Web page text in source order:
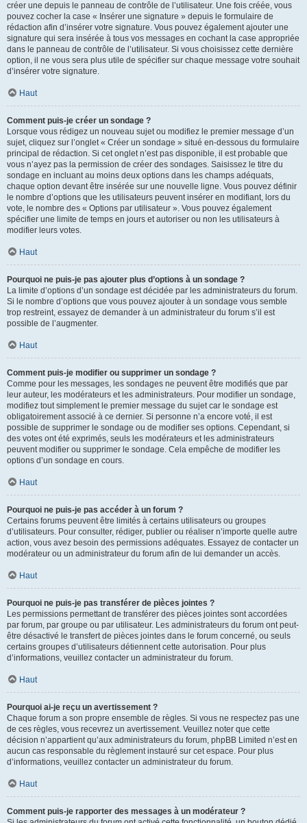
créer une depuis le panneau de contrôle de l’utilisateur. Une fois créée, vous
pouvez cocher la case « Insérer une signature » depuis le formulaire de
rédaction afin d’insérer votre signature. Vous pouvez également ajouter une
signature qui sera insérée à tous vos messages en cochant la case appropriée
dans le panneau de contrôle de l’utilisateur. Si vous choisissez cette dernière
option, il ne vous sera plus utile de spécifier sur chaque message votre souhait
d’insérer votre signature.
Haut
Comment puis-je créer un sondage ?
Lorsque vous rédigez un nouveau sujet ou modifiez le premier message d’un
sujet, cliquez sur l’onglet « Créer un sondage » situé en-dessous du formulaire
principal de rédaction. Si cet onglet n’est pas disponible, il est probable que
vous n’ayez pas la permission de créer des sondages. Saisissez le titre du
sondage en incluant au moins deux options dans les champs adéquats,
chaque option devant être insérée sur une nouvelle ligne. Vous pouvez définir
le nombre d’options que les utilisateurs peuvent insérer en modifiant, lors du
vote, le nombre des « Options par utilisateur ». Vous pouvez également
spécifier une limite de temps en jours et autoriser ou non les utilisateurs à
modifier leurs votes.
Haut
Pourquoi ne puis-je pas ajouter plus d’options à un sondage ?
La limite d’options d’un sondage est décidée par les administrateurs du forum.
Si le nombre d’options que vous pouvez ajouter à un sondage vous semble
trop restreint, essayez de demander à un administrateur du forum s’il est
possible de l’augmenter.
Haut
Comment puis-je modifier ou supprimer un sondage ?
Comme pour les messages, les sondages ne peuvent être modifiés que par
leur auteur, les modérateurs et les administrateurs. Pour modifier un sondage,
modifiez tout simplement le premier message du sujet car le sondage est
obligatoirement associé à ce dernier. Si personne n’a encore voté, il est
possible de supprimer le sondage ou de modifier ses options. Cependant, si
des votes ont été exprimés, seuls les modérateurs et les administrateurs
peuvent modifier ou supprimer le sondage. Cela empêche de modifier les
options d’un sondage en cours.
Haut
Pourquoi ne puis-je pas accéder à un forum ?
Certains forums peuvent être limités à certains utilisateurs ou groupes
d’utilisateurs. Pour consulter, rédiger, publier ou réaliser n’importe quelle autre
action, vous avez besoin des permissions adéquates. Essayez de contacter un
modérateur ou un administrateur du forum afin de lui demander un accès.
Haut
Pourquoi ne puis-je pas transférer de pièces jointes ?
Les permissions permettant de transférer des pièces jointes sont accordées
par forum, par groupe ou par utilisateur. Les administrateurs du forum ont peut-
être désactivé le transfert de pièces jointes dans le forum concerné, ou seuls
certains groupes d’utilisateurs détiennent cette autorisation. Pour plus
d’informations, veuillez contacter un administrateur du forum.
Haut
Pourquoi ai-je reçu un avertissement ?
Chaque forum a son propre ensemble de règles. Si vous ne respectez pas une
de ces règles, vous recevrez un avertissement. Veuillez noter que cette
décision n’appartient qu’aux administrateurs du forum, phpBB Limited n’est en
aucun cas responsable du règlement instauré sur cet espace. Pour plus
d’informations, veuillez contacter un administrateur du forum.
Haut
Comment puis-je rapporter des messages à un modérateur ?